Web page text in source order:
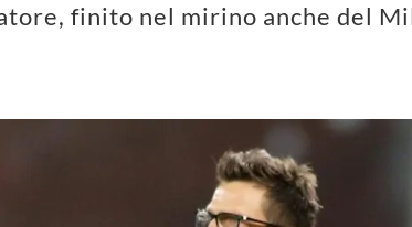
finito nel mirino anche del